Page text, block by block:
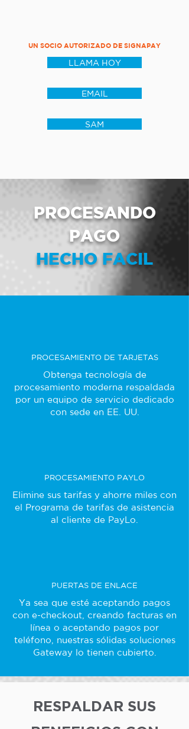
UN SOCIO AUTORIZADO DE SIGNAPAY
LLAMA HOY
EMAIL
SAM
PROCESANDO
PAGO
HECHO FACIL
PROCESAMIENTO DE TARJETAS
Obtenga tecnología de
procesamiento moderna respaldada
por un equipo de servicio dedicado
con sede en EE. UU.
PROCESAMIENTO PAYLO
Elimine sus tarifas y ahorre miles con
el Programa de tarifas de asistencia
al cliente de PayLo.
PUERTAS DE ENLACE
Ya sea que esté aceptando pagos
con e-checkout, creando facturas en
línea o aceptando pagos por
teléfono, nuestras sólidas soluciones
Gateway lo tienen cubierto.
RESPALDAR SUS